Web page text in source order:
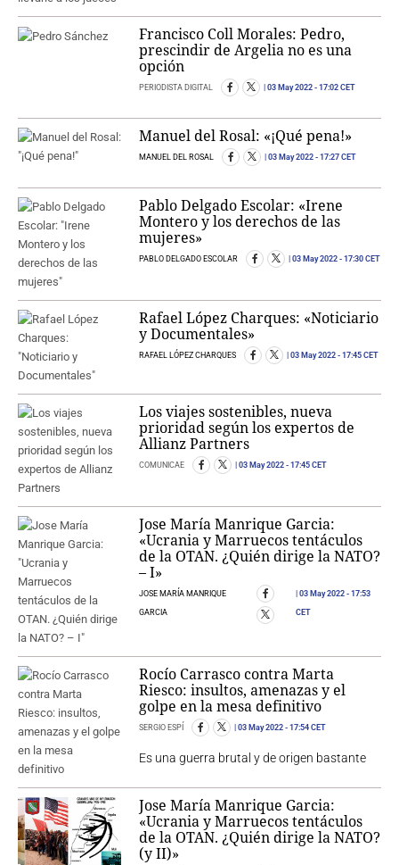
Francisco Coll Morales: Pedro,
prescindir de Argelia no es una
opción
PERIODISTA DIGITAL 03 May 2022 - 17:02 CET
Manuel del Rosal: «¡Qué pena!»
MANUEL DEL ROSAL 03 May 2022 - 17:27 CET
Pablo Delgado Escolar: «Irene
Montero y los derechos de las
mujeres»
PABLO DELGADO ESCOLAR 03 May 2022 - 17:30 CET
Rafael López Charques: «Noticiario
y Documentales»
RAFAEL LÓPEZ CHARQUES 03 May 2022 - 17:45 CET
Los viajes sostenibles, nueva
prioridad según los expertos de
Allianz Partners
COMUNICAE 03 May 2022 - 17:45 CET
Jose María Manrique Garcia:
«Ucrania y Marruecos tentáculos
de la OTAN. ¿Quién dirige la NATO?
– I»
JOSE MARÍA MANRIQUE
GARCIA
03 May 2022 - 17:53
CET
Rocío Carrasco contra Marta
Riesco: insultos, amenazas y el
golpe en la mesa definitivo
SERGIO ESPÍ 03 May 2022 - 17:54 CET
Es una guerra brutal y de origen bastante
Jose María Manrique Garcia:
«Ucrania y Marruecos tentáculos
de la OTAN. ¿Quién dirige la NATO?
(y II)»